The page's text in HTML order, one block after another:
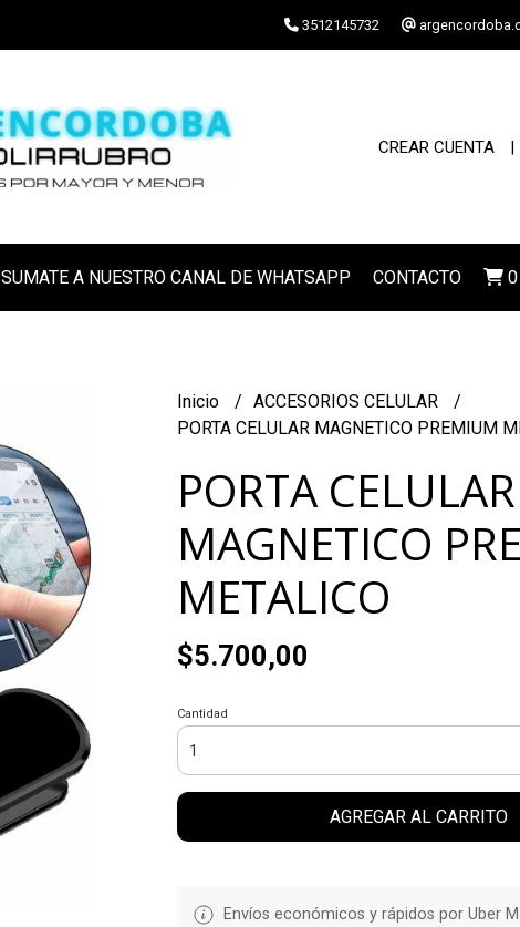
3512145732
CREAR CUENTA
SUMATE A NUESTRO CANAL DE WHATSAPP CONTACTO 0
Inicio
ACCESORIOS CELULAR
PORTA CELULAR MAGNETICO PREMIUM
PORTA CELULAR
MAGNETICO
METALICO
$5.700,00
Cantidad
AGREGAR AL CARRITO
Envíos económicos y rápidos por Uber